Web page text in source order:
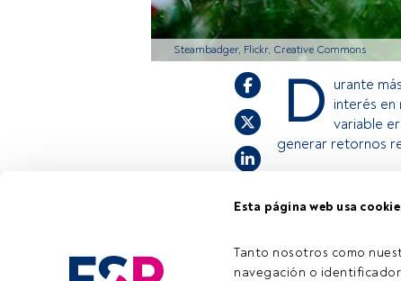
Esta página web usa
Tanto nosotros como
navegación o
Steambadger, Flickr, Creative Commons
D urante
interés en
variable
generar retornos
Este es un
invitamos a